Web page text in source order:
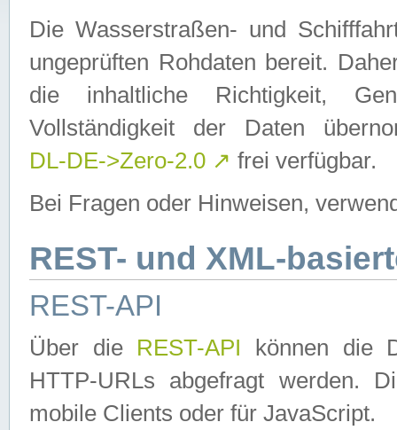
Die Wasserstraßen- und
ungeprüften Rohdaten bereit.
die inhaltliche Richtigkeit,
Vollständigkeit der Daten
DL-DE->Zero-2.0 ↗ frei verfügbar.
Bei Fragen oder Hinweisen,
REST- und XML-
REST-API
Über die REST-API können die
HTTP-URLs abgefragt werden.
mobile Clients oder für JavaScript.